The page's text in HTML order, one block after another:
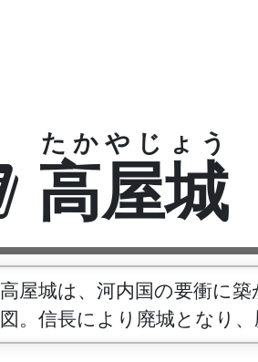
高屋城
たかやじょう
高屋城は、河内国の要衝に
図。信長により廃城となり、